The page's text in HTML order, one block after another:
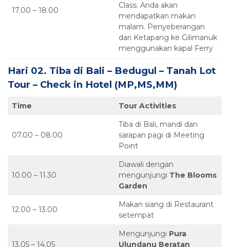
17.00 – 18.00
Class. Anda akan
mendapatkan makan
malam. Penyeberangan
dari Ketapang ke Gilimanuk
menggunakan kapal Ferry
Hari 02. Tiba di Bali – Bedugul – Tanah Lot
Tour – Check in Hotel (MP,MS,MM)
Time Tour Activities
07.00 – 08.00
Tiba di Bali, mandi dan
sarapan pagi di Meeting
Point
10.00 – 11.30
Diawali dengan
mengunjungi The Blooms
Garden
12.00 – 13.00
Makan siang di Restaurant
setempat
13.05 – 14.05
Mengunjungi Pura
Ulundanu Beratan